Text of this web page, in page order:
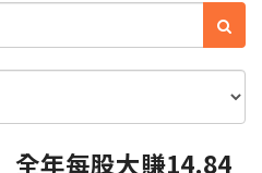
年每股大賺14.84